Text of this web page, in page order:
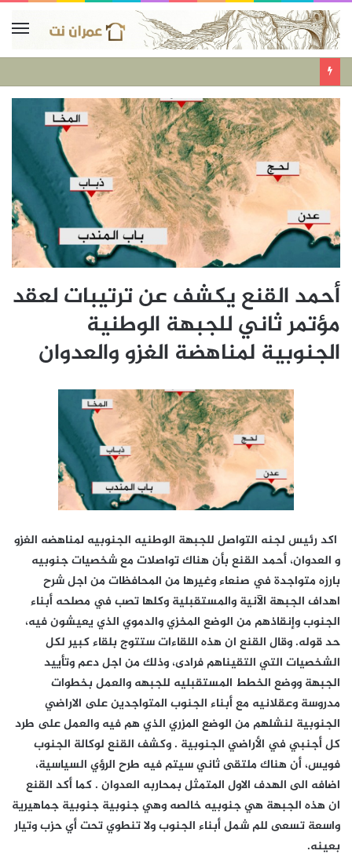
أحمد القنع يكشف عن ترتيبات لعقد
مؤتمر ثاني للجبهة الوطنية
الجنوبية لمناهضة الغزو والعدوان
اكد رئيس لجنه التواصل للجبهة الوطنيه الجنوبيه لمناهضه الغزو
و العدوان، أحمد القنع بأن هناك تواصلات مع شخصيات جنوبيه
بارزه متواجدة في صنعاء وغيرها من المحافظات من اجل شرح
اهداف الجبهة الآنية والمستقبلية وكلها تصب في مصلحه أبناء
الجنوب وإنقاذهم من الوضع المخزي والدموي الذي يعيشون فيه،
حد قوله. وقال القنع ان هذه اللقاءات ستتوج بلقاء كبير لكل
الشخصيات التي التقيناهم فرادى، وذلك من اجل دعم وتأييد
الجبهة ووضع الخطط المستقبليه للجبهه والعمل بخطوات
مدروسة وعقلانيه مع أبناء الجنوب المتواجدين على الاراضي
الجنوبية لنشلهم من الوضع المزري الذي هم فيه والعمل على طرد
كل أجنبي في الأراضي الجنوبية . وكشف القنع لوكالة الجنوب
فويس، أن هناك ملتقى ثاني سيتم فيه طرح الرؤي السياسية،
اضافه الى الهدف الاول المتمثل بمحاربه العدوان . كما أكد القنع
ان هذه الجبهة هي جنوبيه خالصه وهي جنوبية جنوبية جماهيرية
واسعة تسعى للم شمل أبناء الجنوب ولا تنطوي تحت أي حزب وتيار
بعينه.